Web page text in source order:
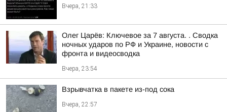
Вчера, 21:33
Олег Царёв: Ключевое за 7 августа. . Сводка
ночных ударов по РФ и Украине, новости с
фронта и видеосводка
Вчера, 23:54
Взрывчатка в пакете из-под сока
Вчера, 22:57